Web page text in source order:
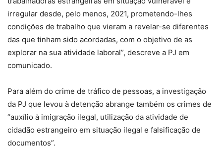
irregular desde, pelo menos, 2021, prometendo-lhes
condições de trabalho que vieram a revelar-se diferentes
das que tinham sido acordadas, com o objetivo de as
explorar na sua atividade laboral”, descreve a PJ em
comunicado.
Para além do crime de tráfico de pessoas, a investigação
da PJ que levou à detenção abrange também os crimes de
“auxílio à imigração ilegal, utilização da atividade de
cidadão estrangeiro em situação ilegal e falsificação de
documentos”.